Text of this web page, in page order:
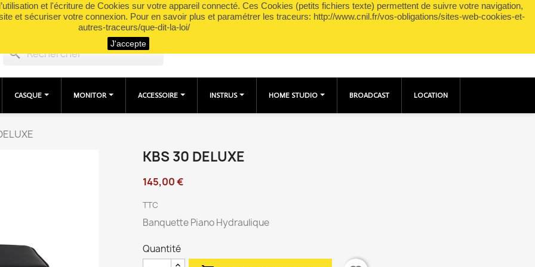
et l'écriture de Cookies sur votre appareil connecté. Ces Cookies (petits fichiers texte) permettent de suivre votre navigation,
et sécuriser votre connexion. Pour en savoir plus et paramétrer les traceurs: http://www.cnil.fr/vos-obligations/sites-web-cookies-et-
autres-traceurs/que-dit-la-loi/
J'accepte
Connexion shopping_cartPanier(0)
search
CASQUE MONITOR ACCESSOIRE INSTRUS HOME STUDIO BROADCAST LOCATION
KBS 30 DELUXE
145,00 €
TTC
Banquette Piano Hydraulique
Quantité